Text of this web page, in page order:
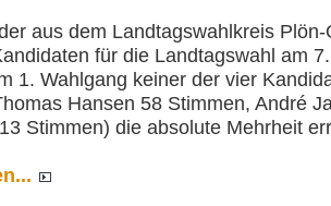
aus dem Landtagswahlkreis
für die Landtagswahl am
1. Wahlgang keiner der vier
Hansen 58 Stimmen, André
Stimmen) die absolute Mehrheit